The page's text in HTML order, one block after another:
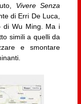
Vivere Senza
di Erri De Luca,
di Wu Ming. Ma i
simili a quelli da
e smontare